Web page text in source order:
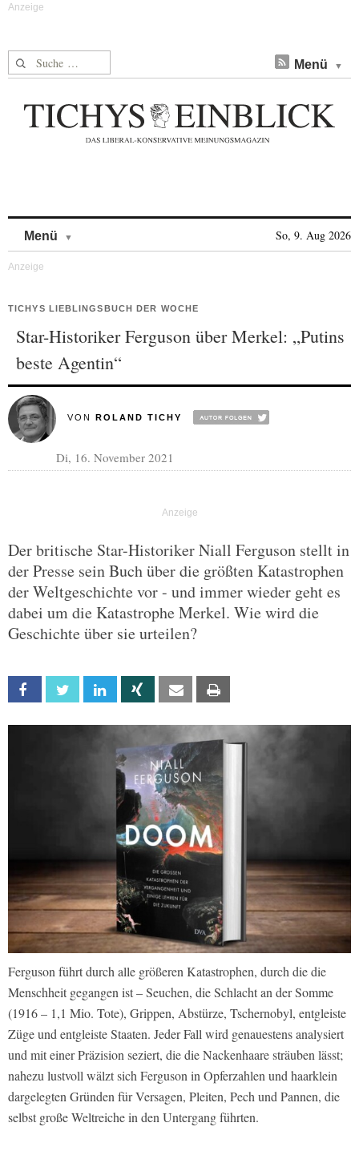
Suche nach: Menü
Menü So, 9. Aug 2026
TICHYS LIEBLINGSBUCH DER WOCHE
Star-Historiker Ferguson über Merkel: „Putins
beste Agentin“
VON ROLAND TICHY
Di, 16. November 2021
Der britische Star-Historiker Niall Ferguson stellt in
der Presse sein Buch über die größten Katastrophen
der Weltgeschichte vor - und immer wieder geht es
dabei um die Katastrophe Merkel. Wie wird die
Geschichte über sie urteilen?
Facebook Twitter Linkedin Xing Email
Ferguson führt durch alle größeren Katastrophen, durch die die
Menschheit gegangen ist – Seuchen, die Schlacht an der Somme
(1916 – 1,1 Mio. Tote), Grippen, Abstürze, Tschernobyl, entgleiste
Züge und entgleiste Staaten. Jeder Fall wird genauestens analysiert
und mit einer Präzision seziert, die die Nackenhaare sträuben lässt;
nahezu lustvoll wälzt sich Ferguson in Opferzahlen und haarklein
dargelegten Gründen für Versagen, Pleiten, Pech und Pannen, die
selbst große Weltreiche in den Untergang führten.